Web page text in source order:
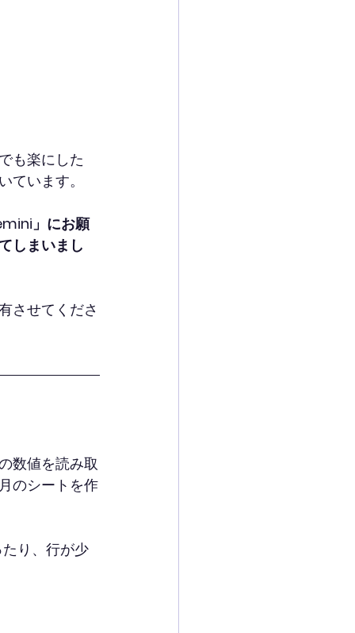
も楽にした
います。
」にお願
しまいまし
させてくださ
数値を読み取
のシートを作
り、行が少